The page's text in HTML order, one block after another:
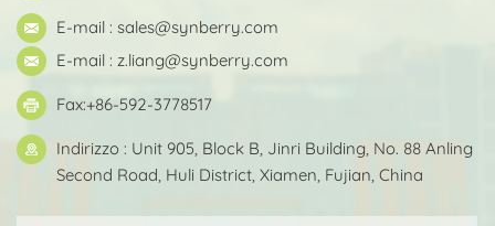
E-mail : sales@synberry.com
E-mail : z.liang@synberry.com
Fax:+86-592-3778517
Indirizzo : Unit 905, Block B, Jinri Building, No. 88 Anling
Second Road, Huli District, Xiamen, Fujian, China